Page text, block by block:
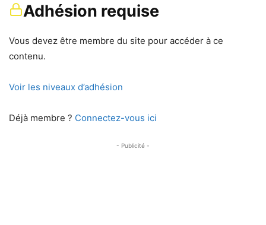
Adhésion requise
Vous devez être membre du site pour accéder à ce
contenu.
Voir les niveaux d’adhésion
Déjà membre ? Connectez-vous ici
- Publicité -